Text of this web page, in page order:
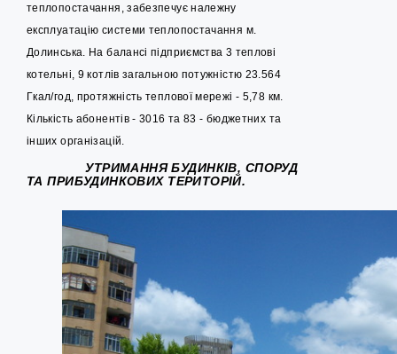
теплопостачання, забезпечує належну
експлуатацію системи теплопостачання м.
Долинська. На балансі підприємства 3 теплові
котельні, 9 котлів загальною потужністю 23.564
Гкал/год, протяжність теплової мережі - 5,78 км.
Кількість абонентів - 3016 та 83 - бюджетних та
інших організацій.
УТРИМАННЯ БУДИНКІВ, СПОРУД
ТА ПРИБУДИНКОВИХ ТЕРИТОРІЙ.